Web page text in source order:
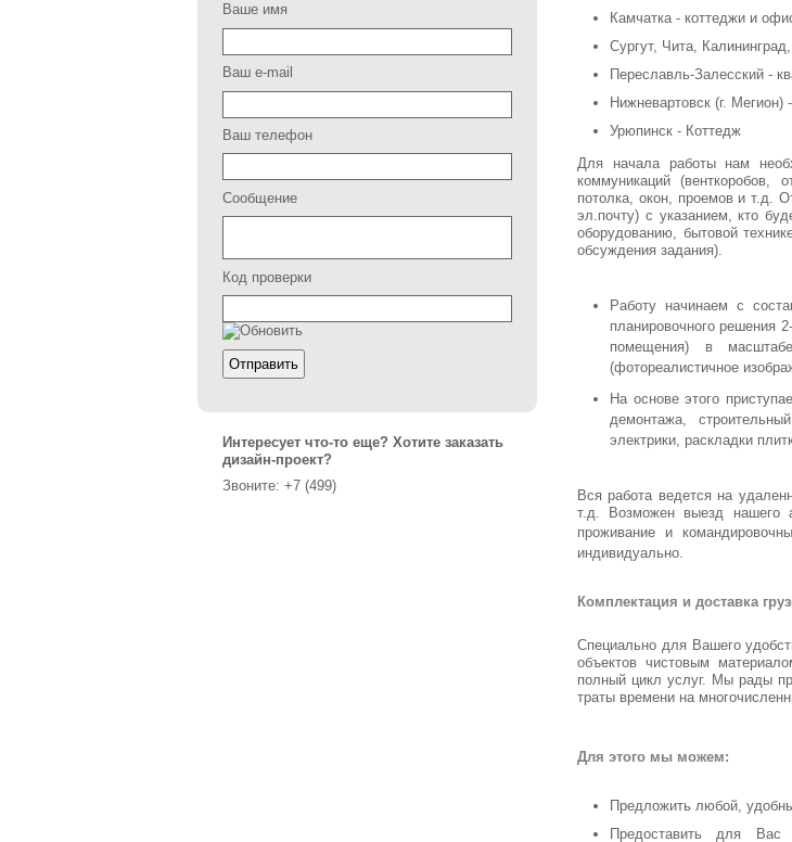
Ваше имя
Ваш e-mail
Ваш телефон
Сообщение
Код проверки
Интересует что-то еще? Хотите заказать
дизайн-проект?
Звоните: +7 (499)
Камчатка - коттеджи и
Сургут, Чита,
Переславль-Залеcский -
Нижневартовск (г.
Урюпинск - Коттедж
Для начала работы нам
коммуникаций (венткоробов,
потолка, окон, проемов и т.д.
эл.почту) с указанием, кто
оборудованию, бытовой
обсуждения задания).
Работу начинаем с
планировочного решения
помещения) в
(фотореалистичное
На основе этого
демонтажа,
электрики, раскладки
Вся работа ведется на
т.д. Возможен выезд нашего
проживание и
индивидуально.
Комплектация и доставка
Специально для Вашего
объектов чистовым
полный цикл услуг. Мы рады
траты времени на
Для этого мы можем:
Предложить любой,
Предоставить для Вас